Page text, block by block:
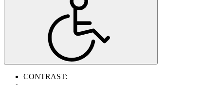
CONTRAST: